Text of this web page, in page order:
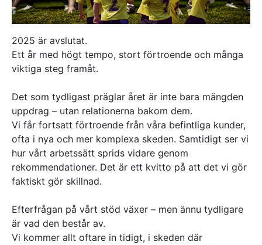
Referenser
AKTUELLT
— Inre hamnen etapp 2 – tillsammans bygger
strategisk partnering
— Vem leder processerna när projekten blir
allt mer komplexa?
— Partnering i praktiken – Växjös nya simhall
går in i produktion
KONTAKT
Drottninggatan 6
541 31 Skövde
0500-48 14 44
info@urkraft.com
2025 är avslutat.
Ett år med högt tempo, stort förtroende och många
viktiga steg framåt.
Det som tydligast präglar året är inte bara mängden
uppdrag – utan relationerna bakom dem.
Vi får fortsatt förtroende från våra befintliga kunder,
ofta i nya och mer komplexa skeden. Samtidigt ser vi
hur vårt arbetssätt sprids vidare genom
rekommendationer. Det är ett kvitto på att det vi gör
faktiskt gör skillnad.
Efterfrågan på vårt stöd växer – men ännu tydligare
är vad den består av.
Vi kommer allt oftare in tidigt, i skeden där